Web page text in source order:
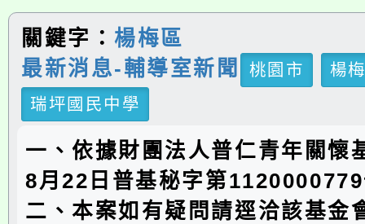
關鍵字： 楊梅區
最新消息-輔導室新聞
桃園市
楊
瑞坪國民中學
一、依據財團法人普仁青年關懷
8月22日普基秘字第
二、本案如有疑問請逕洽該基金